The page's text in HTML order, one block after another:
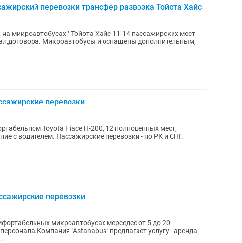
перевозки трансфер развозка Тойота Хайс
микроавтобусах " Тойота Хайс 11-14 пассажирских мест
дополнительным,
перевозки.
Toyota Hiace H-200, 12 полноценных мест,
с водителем. Пассажирские перевозки - по РК и СНГ.
перевозки
микроавтобусах мерседес от 5 до 20
"Astanabus" предлагает услугу - аренда